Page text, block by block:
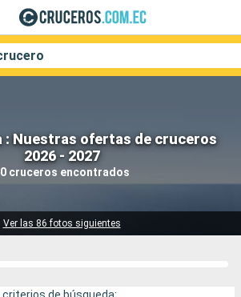
: Nuestras ofertas de cruceros
2026 - 2027
cruceros encontrados
Ver las 86 fotos siguientes